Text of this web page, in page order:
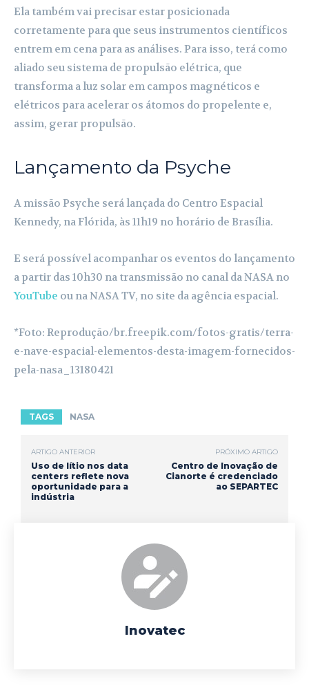
Ela também vai precisar estar posicionada
corretamente para que seus instrumentos científicos
entrem em cena para as análises. Para isso, terá como
aliado seu sistema de propulsão elétrica, que
transforma a luz solar em campos magnéticos e
elétricos para acelerar os átomos do propelente e,
assim, gerar propulsão.
Lançamento da Psyche
A missão Psyche será lançada do Centro Espacial
Kennedy, na Flórida, às 11h19 no horário de Brasília.
E será possível acompanhar os eventos do lançamento
a partir das 10h30 na transmissão no canal da NASA no
YouTube ou na NASA TV, no site da agência espacial.
*Foto: Reprodução/br.freepik.com/fotos-gratis/terra-
e-nave-espacial-elementos-desta-imagem-fornecidos-
pela-nasa_13180421
TAGS NASA
ARTIGO ANTERIOR
Uso de lítio nos data
centers reflete nova
oportunidade para a
indústria
PRÓXIMO ARTIGO
Centro de Inovação de
Cianorte é credenciado
ao SEPARTEC
Inovatec